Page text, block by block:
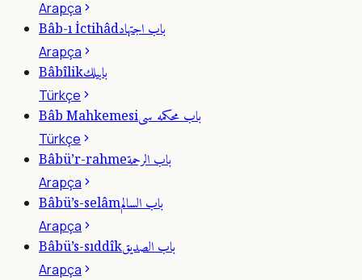
Arapça
Bâb-ı İctihâdباب اجتهاد
Arapça
Bâbîlikبابيلك
Türkçe
Bâb Mahkemesiباب محكمه سى
Türkçe
Bâbü’r-rahmeباب الرحمة
Arapça
Bâbü’s-selâmباب السالم
Arapça
Bâbü’s-sıddîkباب الصديق
Arapça